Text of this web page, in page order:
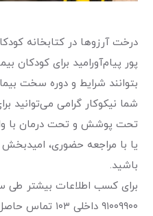
درخت آرزوها در کتابخانه
پور پیام‌آورامید برای کودکان
بتوانند شرایط و دوره سخت
شما نیکوکار گرامی می‌توانید
تحت پوشش و تحت درمان با
یا با مراجعه حضوری، امیدبخش
باشید.
۹۱۰۰۹۹۰۰ داخلی ۱۰۳ تماس حاصل فرمایید.